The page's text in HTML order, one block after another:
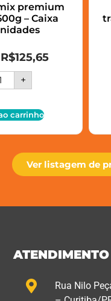
premium
– Caixa
R$125,65
+
carrinho
Ver listagem de
ATENDIMENTO
Rua Nilo